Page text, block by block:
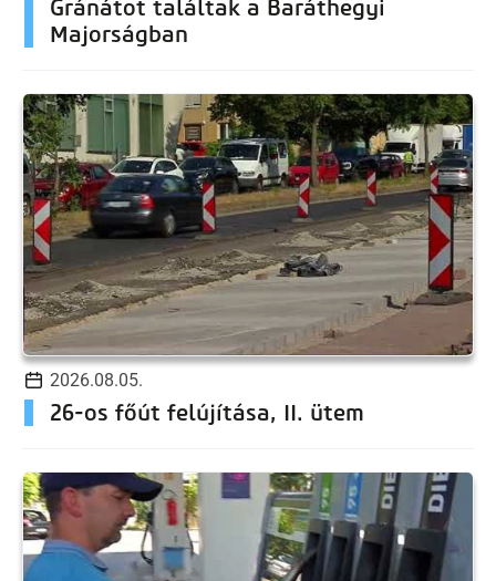
Gránátot találtak a Baráthegyi
Majorságban
2026.08.05.
26-os főút felújítása, II. ütem